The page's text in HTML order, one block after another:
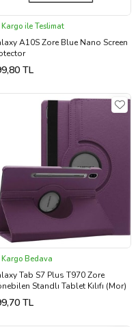
Kargo ile Teslimat
A10S Zore Blue Nano Screen
TL
Kargo Bedava
Tab S7 Plus T970 Zore
Standlı Tablet Kılıfı (Mor)
TL